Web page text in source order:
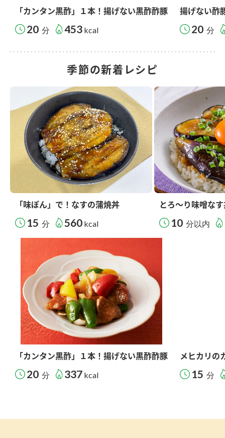
「カンタン黒酢」１本！揚げない黒酢酢豚
20 分 453 kcal
揚げない酢
20 分
季節の新着レシピ
「味ぽん」で！なすの蒲焼丼
15 分 560 kcal
とろ～り味噌な
10 分以内
「カンタン黒酢」１本！揚げない黒酢酢豚
20 分 337 kcal
メヒカリの
15 分